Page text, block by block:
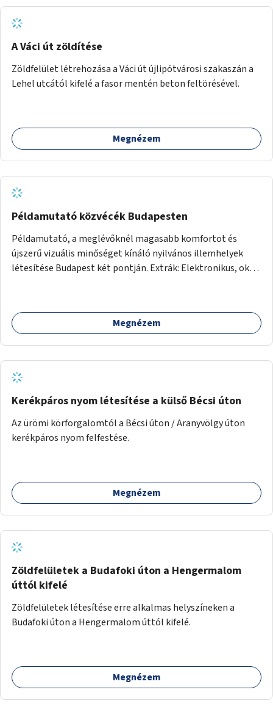
A Váci út zöldítése
Zöldfelület létrehozása a Váci út újlipótvárosi szakaszán a
Lehel utcától kifelé a fasor mentén beton feltörésével.
Megnézem
Példamutató közvécék Budapesten
Példamutató, a meglévőknél magasabb komfortot és
újszerű vizuális minőséget kínáló nyilvános illemhelyek
létesítése Budapest két pontján. Extrák: Elektronikus, okos
(pl. ivókút, telefontöltés).
Megnézem
Kerékpáros nyom létesítése a külső Bécsi úton
Az ürömi körforgalomtól a Bécsi úton / Aranyvölgy úton
kerékpáros nyom felfestése.
Megnézem
Zöldfelületek a Budafoki úton a Hengermalom
úttól kifelé
Zöldfelületek létesítése erre alkalmas helyszíneken a
Budafoki úton a Hengermalom úttól kifelé.
Megnézem